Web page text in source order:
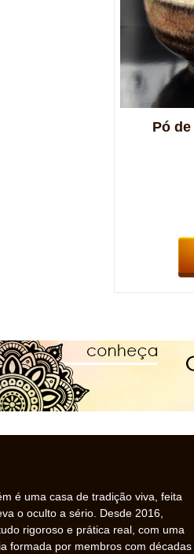
Pó de
é uma casa de tradição viva, feita
o oculto a sério. Desde 2016,
rigoroso e prática real, com uma
formada por membros com décadas